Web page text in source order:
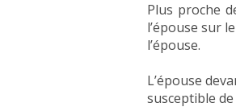
Plus proche
l’épouse sur
l’épouse.
L’épouse
susceptible